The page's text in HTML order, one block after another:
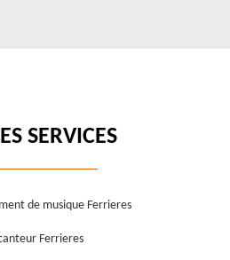
SERVICES
de musique Ferrieres
Ferrieres